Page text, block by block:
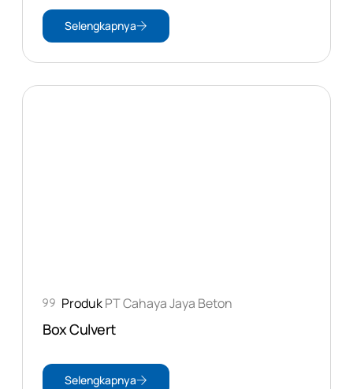
Selengkapnya
ProdukPT Cahaya Jaya Beton
Box Culvert
Selengkapnya